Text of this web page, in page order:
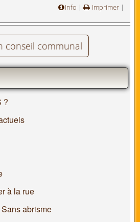
Info | Imprimer|
conseil communal
?
à la rue
abrisme